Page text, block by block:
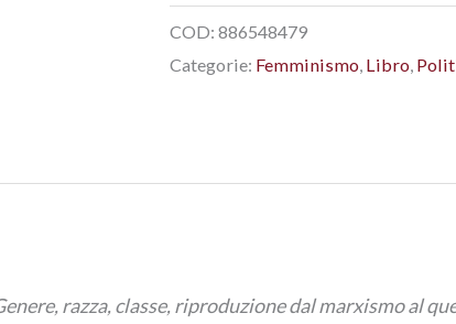
COD:886548479
Categorie: Femminismo, Libro,
razza, classe, riproduzione dal marxismo al